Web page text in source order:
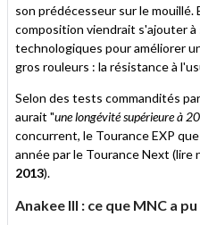
son prédécesseur sur le
composition viendrait s'ajouter
technologiques pour améliorer
gros rouleurs : la résistance à
Selon des tests commandités
aurait "une longévité supérieure à
concurrent, le Tourance EXP
année par le Tourance Next (lire
2013).
Anakee III : ce que MNC a